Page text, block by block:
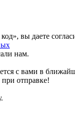
вы даете
нам.
с вами в
отправке!